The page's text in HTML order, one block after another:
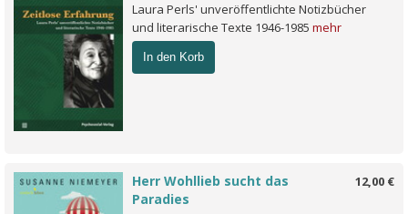
Laura Perls' unveröffentlichte Notizbücher
und literarische Texte 1946-1985 mehr
In den Korb
12,00 €
Herr Wohllieb sucht das
Paradies